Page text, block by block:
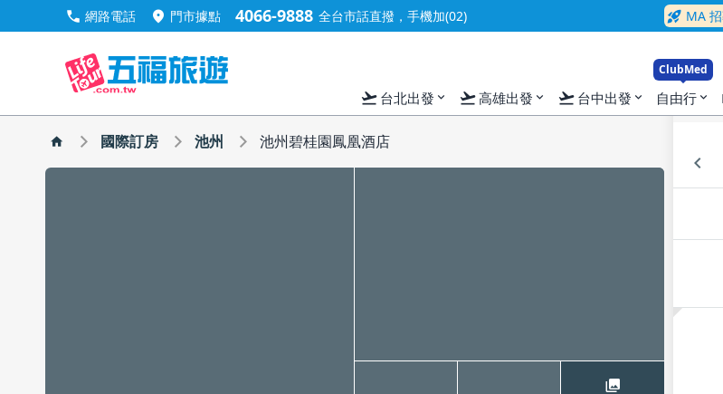
call 網路電話 location_on 門市據點 4066-9888 全台市話直撥，手機加(02) rocket_launch MA
flight_takeoff 台北出發 expand_more flight_takeoff高雄出發 expand_more flight_takeoff 台中出發 expand_more
ClubMed
自由行 expand_more
國際訂房 池州 池州碧桂園鳳凰酒店